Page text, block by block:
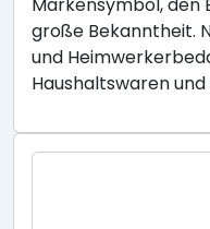
große Bekanntheit.
und
Haushaltswaren